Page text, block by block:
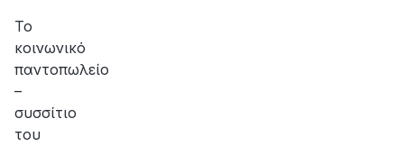
Το
κοινωνικό
παντοπωλείο
–
συσσίτιο
του